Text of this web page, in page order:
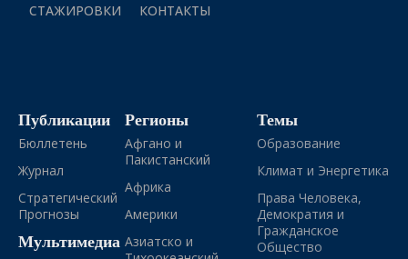
СТАЖИРОВКИ
КОНТАКТЫ
Публикации
Бюллетень
Журнал
Стратегический
Прогнозы
Мультимедиа
Регионы
Афгано и
Пакистанский
Африка
Америки
Азиатско и
Темы
Образование
Климат и Энергетика
Права Человека,
Демократия и
Гражданское
Общество